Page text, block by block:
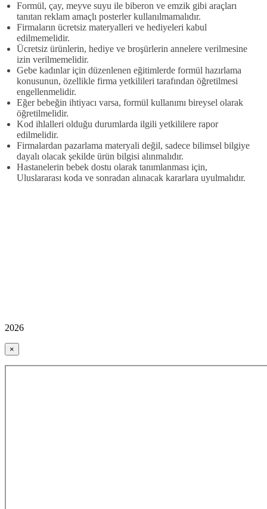
Formül, çay, meyve suyu ile biberon ve emzik gibi araçları
tanıtan reklam amaçlı posterler kullanılmamalıdır.
Firmaların ücretsiz materyalleri ve hediyeleri kabul
edilmemelidir.
Ücretsiz ürünlerin, hediye ve broşürlerin annelere verilmesine
izin verilmemelidir.
Gebe kadınlar için düzenlenen eğitimlerde formül hazırlama
konusunun, özellikle firma yetkilileri tarafından öğretilmesi
engellenmelidir.
Eğer bebeğin ihtiyacı varsa, formül kullanımı bireysel olarak
öğretilmelidir.
Kod ihlalleri olduğu durumlarda ilgili yetkililere rapor
edilmelidir.
Firmalardan pazarlama materyali değil, sadece bilimsel bilgiye
dayalı olacak şekilde ürün bilgisi alınmalıdır.
Hastanelerin bebek dostu olarak tanımlanması için,
Uluslararası koda ve sonradan alınacak kararlara uyulmalıdır.
2026
×